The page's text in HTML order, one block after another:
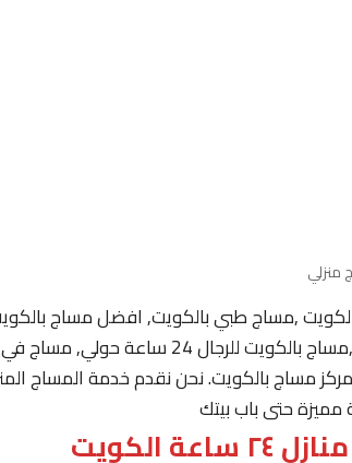
منزلي
,مساج طبي بالكويت, افضل مساج
حولي, مساج في الكويت ,مساج الكويت رجال
بالكويت. نحن نقدم خدمة المساج
مميزة حتى باب بيتك
الكويت